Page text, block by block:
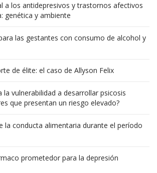
a los antidepresivos y trastornos afectivos
genética y ambiente
las gestantes con consumo de alcohol y
de élite: el caso de Allyson Felix
la vulnerabilidad a desarrollar psicosis
que presentan un riesgo elevado?
la conducta alimentaria durante el período
prometedor para la depresión